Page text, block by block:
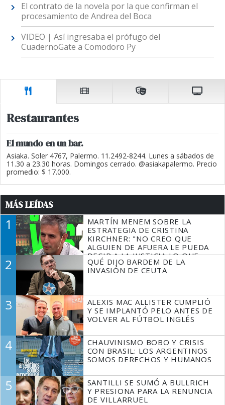
El contrato de la novela por la que confirman el
procesamiento de Andrea del Boca
VIDEO | Así ingresaba el prófugo del
CuadernoGate a Comodoro Py
Restaurantes
El mundo en un bar.
Asiaka. Soler 4767, Palermo. 11.2492-8244. Lunes a sábados de
11.30 a 23.30 horas. Domingos cerrado. @asiakapalermo. Precio
promedio: $ 17.000.
MÁS LEÍDAS
1
MARTÍN MENEM SOBRE LA
ESTRATEGIA DE CRISTINA
KIRCHNER: "NO CREO QUE
ALGUIEN DE AFUERA LE PUEDA
DECIR A LA JUSTICIA LO QUE
TIENE QUE HACER"
2
QUÉ DIJO BARDEM DE LA
INVASIÓN DE CEUTA
3
ALEXIS MAC ALLISTER CUMPLIÓ
Y SE IMPLANTÓ PELO ANTES DE
VOLVER AL FÚTBOL INGLÉS
4
CHAUVINISMO BOBO Y CRISIS
CON BRASIL: LOS ARGENTINOS
SOMOS DERECHOS Y HUMANOS
5
SANTILLI SE SUMÓ A BULLRICH
Y PRESIONA PARA LA RENUNCIA
DE VILLARRUEL